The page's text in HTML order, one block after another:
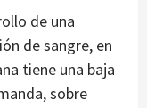
de una
de sangre, en
tiene una baja
sobre